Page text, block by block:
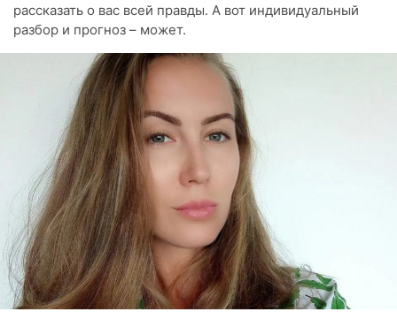
рассказать о вас всей правды. А вот индивидуальный
разбор и прогноз – может.